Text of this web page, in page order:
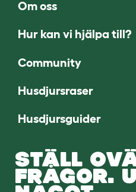
Om oss
Hur kan vi hjälpa till?
Community
Husdjursraser
Husdjursguider
STÄLL
FRÅGOR.